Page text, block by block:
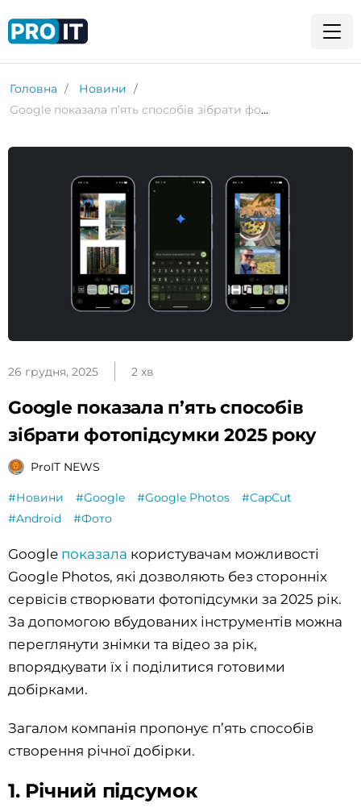
Головна
Новини
Google показала п’ять способів зібрати фотопідсумки 2025 року
26 грудня, 2025 2 хв
Google показала п’ять способів
зібрати фотопідсумки 2025 року
ProIT NEWS
#Новини #Google #Google Photos
#CapCut
#Android
#Фото
Google показала користувачам можливості
Google Photos, які дозволяють без сторонніх
сервісів створювати фотопідсумки за 2025 рік.
За допомогою вбудованих інструментів можна
переглянути знімки та відео за рік,
впорядкувати їх і поділитися готовими
добірками.
Загалом компанія пропонує п’ять способів
створення річної добірки.
1. Річний підсумок